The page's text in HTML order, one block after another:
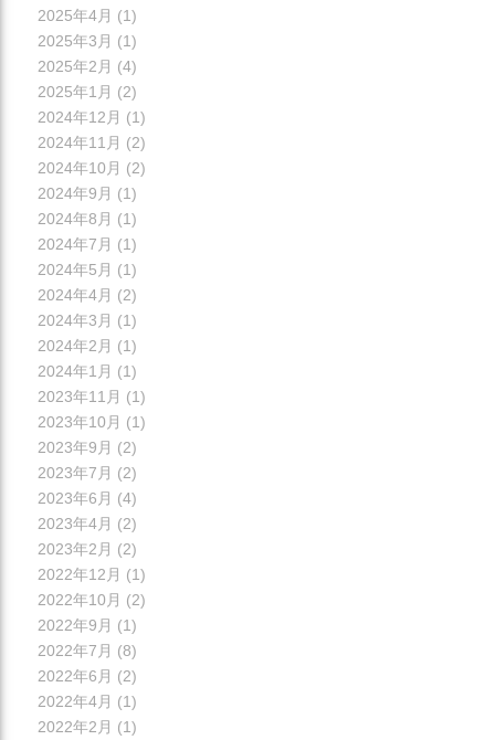
2025年4月 (1)
2025年3月 (1)
2025年2月 (4)
2025年1月 (2)
2024年12月 (1)
2024年11月 (2)
2024年10月 (2)
2024年9月 (1)
2024年8月 (1)
2024年7月 (1)
2024年5月 (1)
2024年4月 (2)
2024年3月 (1)
2024年2月 (1)
2024年1月 (1)
2023年11月 (1)
2023年10月 (1)
2023年9月 (2)
2023年7月 (2)
2023年6月 (4)
2023年4月 (2)
2023年2月 (2)
2022年12月 (1)
2022年10月 (2)
2022年9月 (1)
2022年7月 (8)
2022年6月 (2)
2022年4月 (1)
2022年2月 (1)